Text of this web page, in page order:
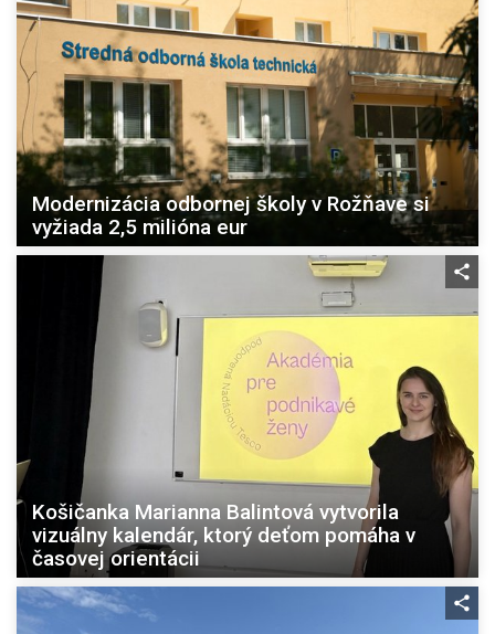
Modernizácia odbornej školy v Rožňave si
vyžiada 2,5 milióna eur
Košičanka Marianna Balintová vytvorila
vizuálny kalendár, ktorý deťom pomáha v
časovej orientácii